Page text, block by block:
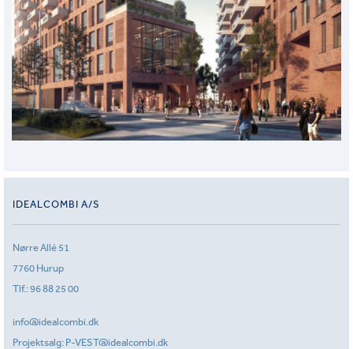
IDEALCOMBI A/S
Nørre Allé 51
7760 Hurup
Tlf.:96 88 25 00
info@idealcombi.dk
Projektsalg: P-VEST@idealcombi.dk